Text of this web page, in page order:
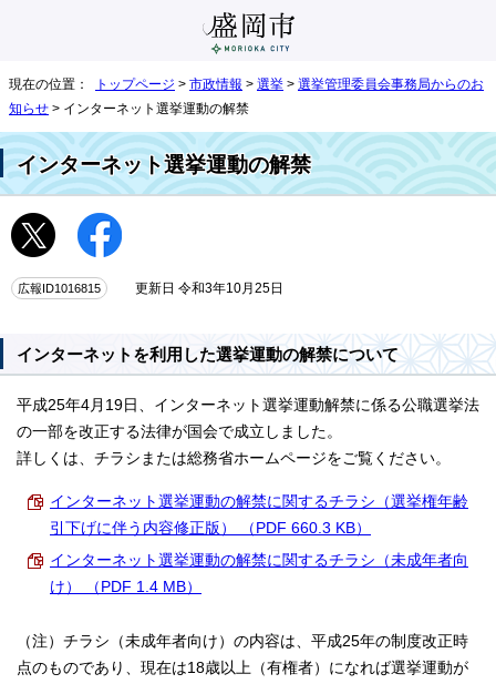
現在の位置： トップページ > 市政情報 > 選挙 > 選挙管理委員会事務局からのお
知らせ > インターネット選挙運動の解禁
インターネット選挙運動の解禁
広報ID1016815 更新日 令和3年10月25日
インターネットを利用した選挙運動の解禁について
平成25年4月19日、インターネット選挙運動解禁に係る公職選挙法
の一部を改正する法律が国会で成立しました。
詳しくは、チラシまたは総務省ホームページをご覧ください。
インターネット選挙運動の解禁に関するチラシ（選挙権年齢
引下げに伴う内容修正版） （PDF 660.3 KB）
インターネット選挙運動の解禁に関するチラシ（未成年者向
け） （PDF 1.4 MB）
（注）チラシ（未成年者向け）の内容は、平成25年の制度改正時
点のものであり、現在は18歳以上（有権者）になれば選挙運動が